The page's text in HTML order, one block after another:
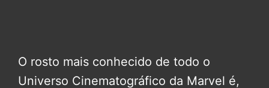
O rosto mais conhecido de todo o
Universo Cinematográfico da Marvel é,